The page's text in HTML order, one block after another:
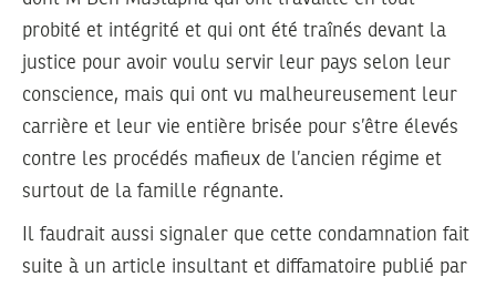
probité et intégrité et qui ont été traînés devant la
justice pour avoir voulu servir leur pays selon leur
conscience, mais qui ont vu malheureusement leur
carrière et leur vie entière brisée pour s’être élevés
contre les procédés mafieux de l’ancien régime et
surtout de la famille régnante.
Il faudrait aussi signaler que cette condamnation fait
suite à un article insultant et diffamatoire publié par